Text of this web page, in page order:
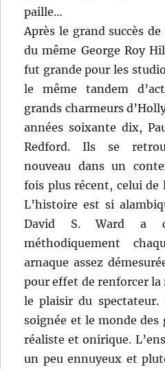
paille…
Après le grand succès de
du même George Roy
fut grande pour les
le même tandem
grands charmeurs
années soixante dix,
Redford. Ils se
nouveau dans un
fois plus récent, celui de
L’histoire est si
David S. Ward a
méthodiquement
arnaque assez
pour effet de renforcer la
le plaisir du
soignée et le monde des
réaliste et onirique.
un peu ennuyeux et